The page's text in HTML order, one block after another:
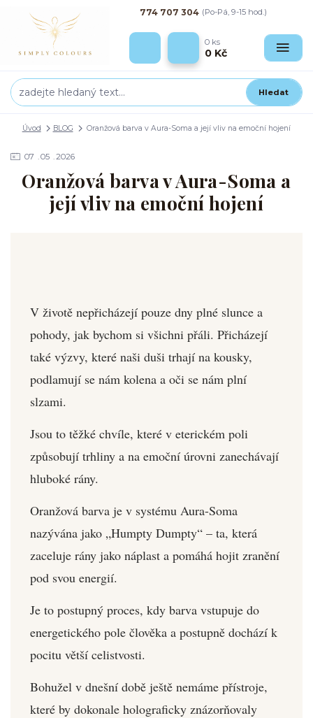
Hledat
774 707 304 (Po-Pá, 9-15 hod.)
0 ks
0 Kč
Úvod BLOG Oranžová barva v Aura-Soma a její vliv na emoční hojení
07 05 2026
Oranžová barva v Aura-Soma a
její vliv na emoční hojení
V životě nepřicházejí pouze dny plné slunce a
pohody, jak bychom si všichni přáli. Přicházejí
také výzvy, které naši duši trhají na kousky,
podlamují se nám kolena a oči se nám plní
slzami.
Jsou to těžké chvíle, které v eterickém poli
způsobují trhliny a na emoční úrovni zanechávají
hluboké rány.
Oranžová barva je v systému Aura-Soma
nazývána jako „Humpty Dumpty“ – ta, která
zaceluje rány jako náplast a pomáhá hojit zranění
pod svou energií.
Je to postupný proces, kdy barva vstupuje do
energetického pole člověka a postupně dochází k
pocitu větší celistvosti.
Bohužel v dnešní době ještě nemáme přístroje,
které by dokonale holograficky znázorňovaly